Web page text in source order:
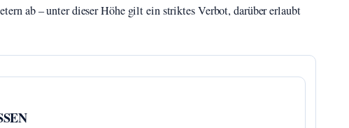
ab – unter dieser Höhe gilt ein striktes Verbot, darüber erlaubt